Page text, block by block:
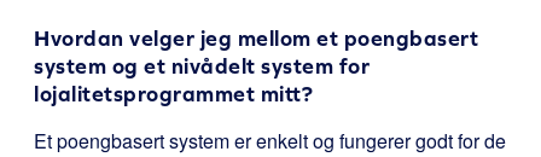
Hvordan velger jeg mellom et poengbasert
system og et nivådelt system for
lojalitetsprogrammet mitt?
Et poengbasert system er enkelt og fungerer godt for de